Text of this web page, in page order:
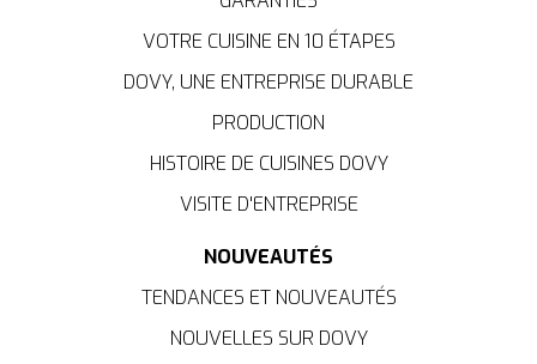
VOTRE CUISINE EN 10 ÉTAPES
DOVY, UNE ENTREPRISE DURABLE
PRODUCTION
HISTOIRE DE CUISINES DOVY
VISITE D'ENTREPRISE
NOUVEAUTÉS
TENDANCES ET NOUVEAUTÉS
NOUVELLES SUR DOVY